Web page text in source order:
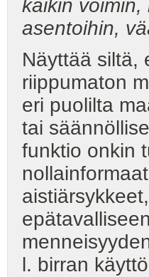
kaikin
asentoihin,
Näyttää siltä,
riippumaton
eri puolilta
tai
funktio onkin
l. birran